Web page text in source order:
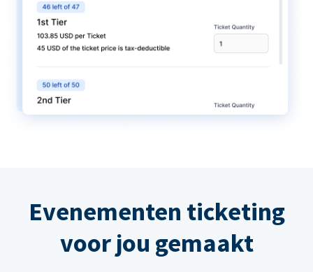
Evenementen ticketing
voor jou gemaakt